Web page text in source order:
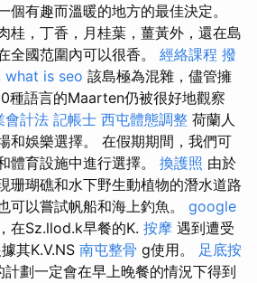
個有趣而溫暖的地方的最佳決定。
桂，丁香，月桂葉，薑黃外，還在島
全國范圍內可以很香。 經絡課程 撥
what is seo 該島極為混雜，儘管擁
種語言的Maarten仍被很好地觀察
會計法 記帳士 西屯體態調整 荷蘭人
和娛樂選擇。 在假期期間，我們可
體育設施中進行選擇。 換護照 由於
珊瑚礁和水下野生動植物的潛水道路
可以嘗試帆船和海上釣魚。 google
在Sz.llod.k早餐的K. 按摩 遇到遭受
其K.V.NS 南屯整骨 g使用。 足底按
劃一定會在早上晚餐的情況下得到